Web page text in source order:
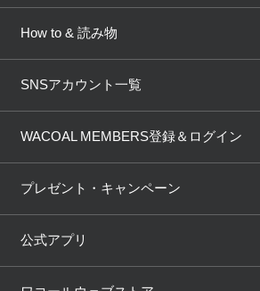
AMPHI une
OUR WACOAL
WACOAL Remamma
Licensed Brands
ブラ無料診断
3Dボディスキャン
新着情報
商品回収
ニュース＆トピックス
How to & 読み物
下着の基礎知識
ブラパン ワ
大人の工場見学inベトナム
人
学
SNSアカウント一覧
WACOAL MEMBERS登録＆ログイン
プレゼント・キャンペーン
公式アプリ